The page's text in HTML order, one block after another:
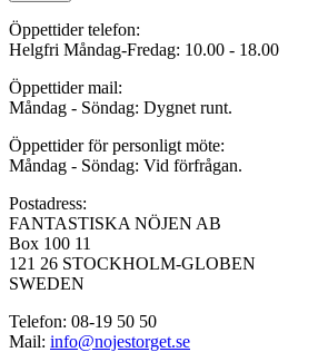
Öppettider telefon:
Helgfri Måndag-Fredag: 10.00 - 18.00
Öppettider mail:
Måndag - Söndag: Dygnet runt.
Öppettider för personligt möte:
Måndag - Söndag: Vid förfrågan.
Postadress:
FANTASTISKA NÖJEN AB
Box 100 11
121 26 STOCKHOLM-GLOBEN
SWEDEN
Telefon: 08-19 50 50
Mail: info@nojestorget.se